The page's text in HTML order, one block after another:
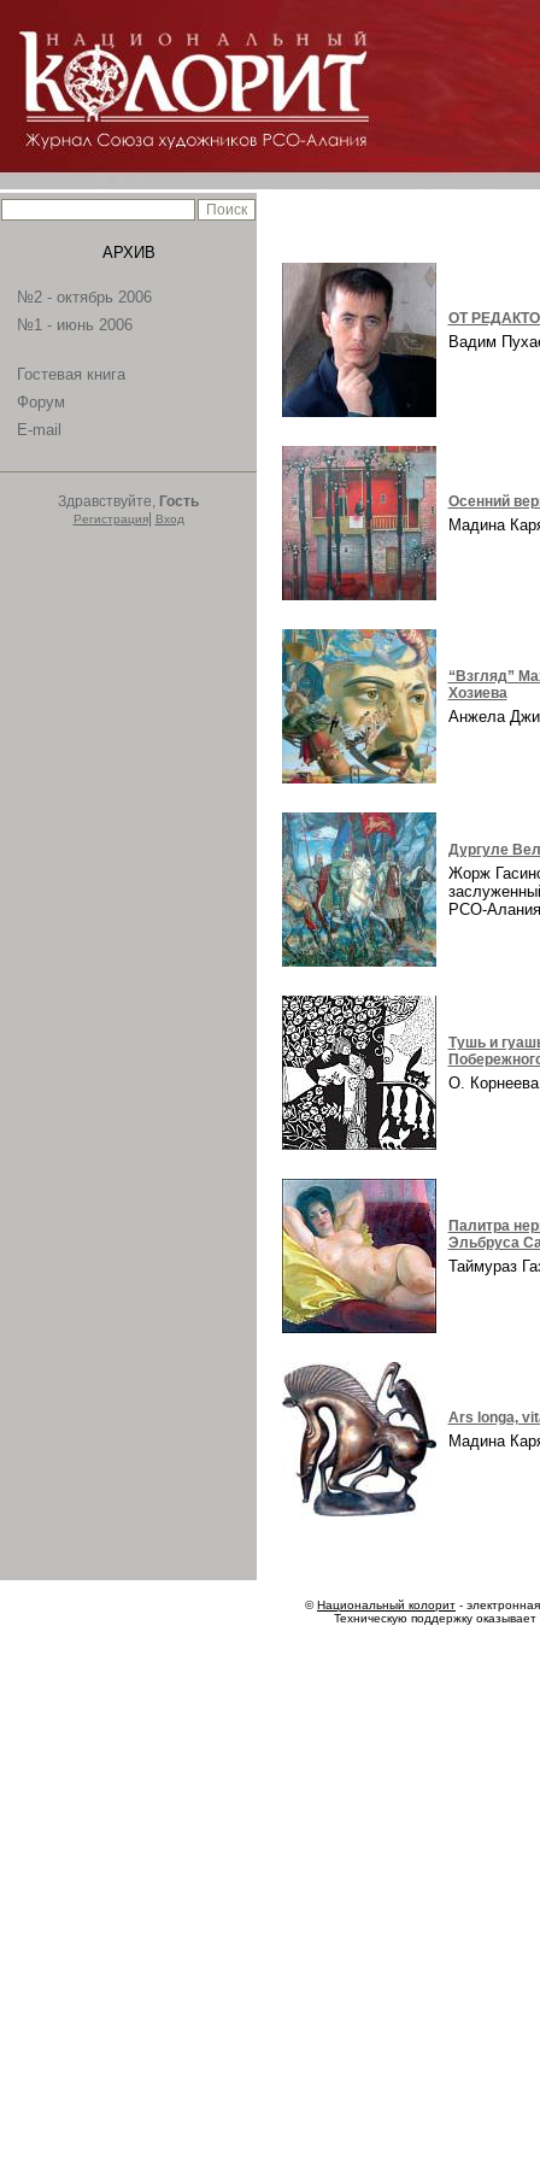
АРХИВ
№2 - октябрь 2006
№1 - июнь 2006
Гостевая книга
Форум
E-mail
Здравствуйте, Гость
Регистрация| Вход
ОТ
Вадим
Осенний
Мадина
“Взгляд”
Хозиева
Анжела
Дургуле
Жорж
РСО-
Тушь и
О.
Палитра
Эльбруса
Таймураз
Ars longa,
Мадина
©Национальный колорит -
Техническую поддержку